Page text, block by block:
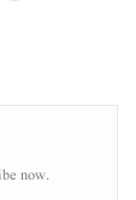
now.